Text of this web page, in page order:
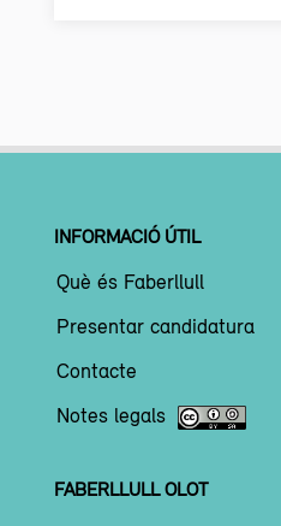
INFORMACIÓ ÚTIL
Què és Faberllull
Presentar candidatura
Contacte
Notes legals
FABERLLULL OLOT